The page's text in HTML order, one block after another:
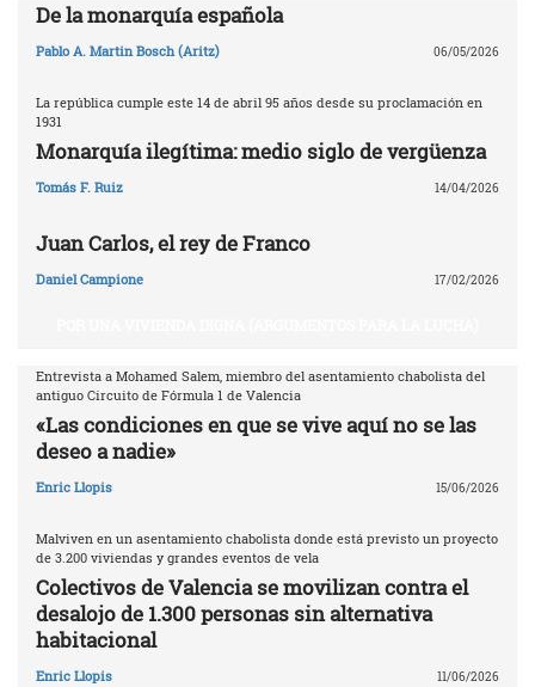
De la monarquía española
Pablo A. Martin Bosch (Aritz) 06/05/2026
La república cumple este 14 de abril 95 años desde su proclamación en
1931
Monarquía ilegítima: medio siglo de vergüenza
Tomás F. Ruiz 14/04/2026
Juan Carlos, el rey de Franco
Daniel Campione 17/02/2026
Entrevista a Mohamed Salem, miembro del asentamiento chabolista del
antiguo Circuito de Fórmula 1 de Valencia
«Las condiciones en que se vive aquí no se las
deseo a nadie»
Enric Llopis 15/06/2026
Malviven en un asentamiento chabolista donde está previsto un proyecto
de 3.200 viviendas y grandes eventos de vela
Colectivos de Valencia se movilizan contra el
desalojo de 1.300 personas sin alternativa
habitacional
Enric Llopis 11/06/2026